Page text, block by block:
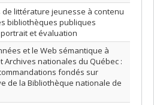
de littérature jeunesse à contenu
bibliothèques publiques
et évaluation
et le Web sémantique à
Archives nationales du Québec :
fondés sur
de la Bibliothèque nationale de